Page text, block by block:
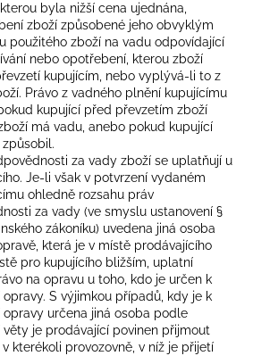
byla nižší cena ujednána,
zboží způsobené jeho obvyklým
použitého zboží na vadu odpovídající
nebo opotřebení, kterou zboží
kupujícím, nebo vyplývá-li to z
Právo z vadného plnění kupujícímu
kupující před převzetím zboží
má vadu, anebo pokud kupující
za vady zboží se uplatňují u
Je-li však v potvrzení vydaném
ohledně rozsahu práv
za vady (ve smyslu ustanovení §
zákoníku) uvedena jiná osoba
která je v místě prodávajícího
pro kupujícího bližším, uplatní
na opravu u toho, kdo je určen k
opravy. S výjimkou případů, kdy je k
opravy určena jiná osoba podle
věty je prodávající povinen přijmout
kterékoli provozovně, v níž je přijetí